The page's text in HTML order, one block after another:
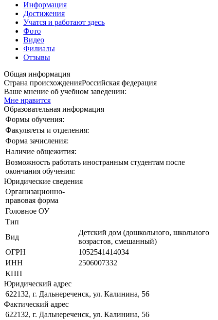
Информация
Достижения
Учатся и работают здесь
Фото
Видео
Филиалы
Отзывы
Общая информация
Страна происхожденияРоссийская федерация
Ваше мнение об учебном заведении:
Мне нравится
Образовательная информация
Формы обучения:
Факультеты и отделения:
Форма зачисления:
Наличие общежития:
Возможность работать иностранным студентам после
окончания обучения:
Юридические сведения
Организационно-
правовая форма
Головное ОУ
Тип
Вид
Детский дом (дошкольного, школьного
возрастов, смешанный)
ОГРН
1052541414034
ИНН
2506007332
КПП
Юридический адрес
622132, г. Дальнереченск, ул. Калинина, 56
Фактический адрес
622132, г. Дальнереченск, ул. Калинина, 56